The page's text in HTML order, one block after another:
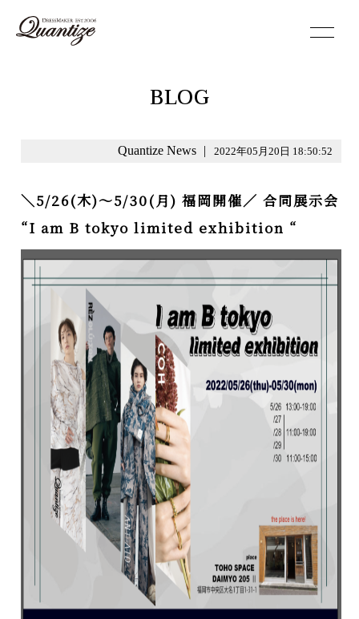
BLOG
Quantize News | 2022年05月20日 18:50:52
＼5/26(木)〜5/30(月) 福岡開催／ 合同展示会
“I am B tokyo limited exhibition “